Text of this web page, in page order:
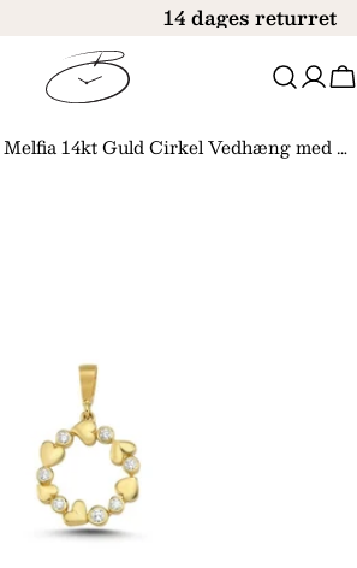
14 dages returret
Melfia 14kt Guld Cirkel Vedhæng med Zirkonia og Hjerter 13,5mm 2314 212F